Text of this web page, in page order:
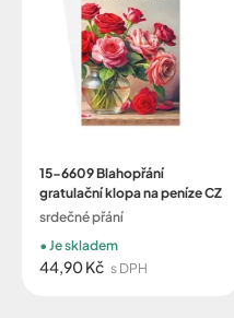
15-6609 Blahopřání
gratulační klopa na peníze CZ
srdečné přání
44,90 Kč s DPH
Je skladem